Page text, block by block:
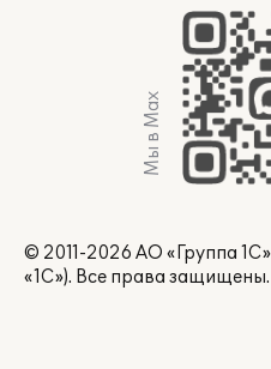
Мы в Max
© 2011-2026 АО «Группа
«1С»). Все права защищены.